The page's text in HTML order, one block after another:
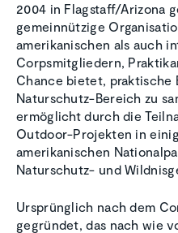
2004 in Flagstaff/Arizona
gemeinnützige
amerikanischen als auch
Corpsmitgliedern,
Chance bietet, praktische
Naturschutz-Bereich zu
ermöglicht durch die
Outdoor-Projekten in
amerikanischen
Naturschutz- und
Ursprünglich nach dem
gegründet, das nach wie